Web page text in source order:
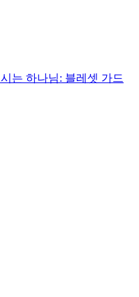
는 하나님: 블레셋 가드